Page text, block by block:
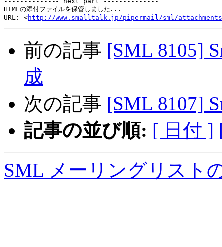
HTMLの添付ファイルを保管しました...
URL: <http://www.smalltalk.jp/pipermail/sml/
前の記事 [SML 8105]
成
次の記事 [SML 8107]
記事の並び順: [ 日付 ]
SML メーリングリスト